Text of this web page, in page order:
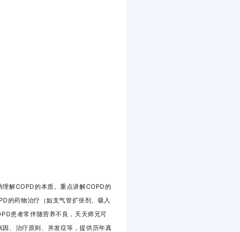
解COPD的本质。重点讲解COPD的
的药物治疗（如支气管扩张剂、吸入
患者常伴随营养不良，天天师兄可
、治疗原则、并发症等，提供历年真